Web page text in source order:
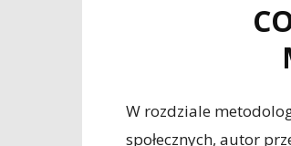
W rozdziale
społecznych, autor